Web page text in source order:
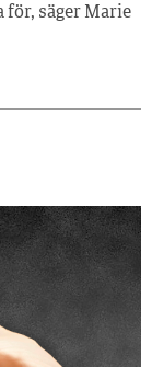
för, säger Marie